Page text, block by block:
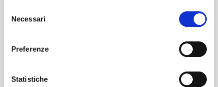
delNecessari
Preferenze
Statistiche
richiede energia. Dopo ore di adrenalina e
divertimento, rimettersi al volante può
essere pericoloso e faticoso. Il nostro bus ti
mettiti comodo e riposati o dormi mentre
noi ti riportiamo a casa in totale sicurezza.